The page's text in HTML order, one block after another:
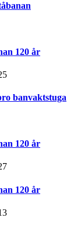
120 år
banvaktstuga
120 år
120 år